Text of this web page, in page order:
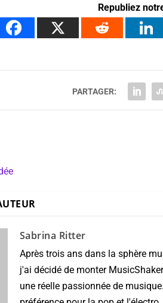
Republiez
PARTAGER:
Sabrina Ritter
Après trois ans dans la sphère
j'ai décidé de monter
une réelle passionnée de